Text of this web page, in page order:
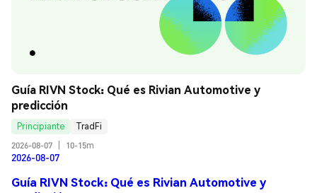
Guía RIVN Stock: Qué es Rivian Automotive y
predicción
Principiante
TradFi
2026-08-07
10-15m
2026-08-07
Guía RIVN Stock: Qué es Rivian Automotive y